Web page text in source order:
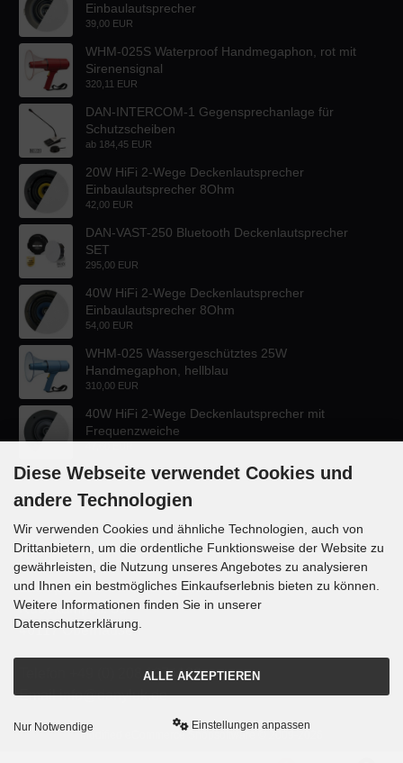
Einbaulautsprecher
39,00 EUR
WHM-025S Waterproof Handmegaphon, rot mit
Sirenensignal
320,11 EUR
DAN-INTERCOM-1 Gegensprechanlage für
Schutzscheiben
ab 184,45 EUR
20W HiFi 2-Wege Deckenlautsprecher
Einbaulautsprecher 8Ohm
42,00 EUR
DAN-VAST-250 Bluetooth Deckenlautsprecher
SET
295,00 EUR
40W HiFi 2-Wege Deckenlautsprecher
Einbaulautsprecher 8Ohm
54,00 EUR
WHM-025 Wassergeschütztes 25W
Handmegaphon, hellblau
310,00 EUR
40W HiFi 2-Wege Deckenlautsprecher mit
Frequenzweiche
KONTAKT
Lautsprecher-OnlineShop.de
Rübekampstr. 35
46117 Oberhausen
Telefon +49 (0) 208 / 874188
Email info@danyluk.de
mod
Diese Webseite verwendet Cookies und
andere Technologien
Wir verwenden Cookies und ähnliche Technologien, auch von
Drittanbietern, um die ordentliche Funktionsweise der Website zu
gewährleisten, die Nutzung unseres Angebotes zu analysieren
und Ihnen ein bestmögliches Einkaufserlebnis bieten zu können.
Weitere Informationen finden Sie in unserer
Datenschutzerklärung.
ALLE AKZEPTIEREN
Nur Notwendige Einstellungen anpassen